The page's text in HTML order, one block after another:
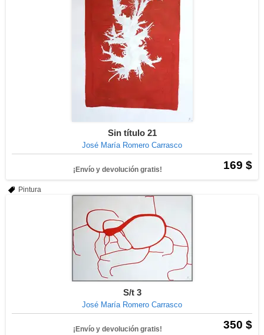
Sin título 21
José María Romero Carrasco
169 $
¡Envío y devolución gratis!
Pintura
S/t 3
José María Romero Carrasco
350 $
¡Envío y devolución gratis!